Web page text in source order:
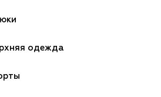
одежда